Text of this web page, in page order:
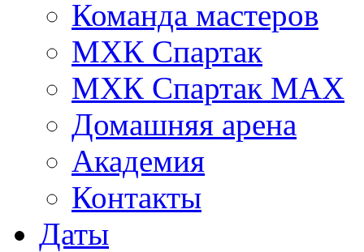
Команда мастеров
МХК Спартак
МХК Спартак МАХ
Домашняя арена
Академия
Контакты
Даты